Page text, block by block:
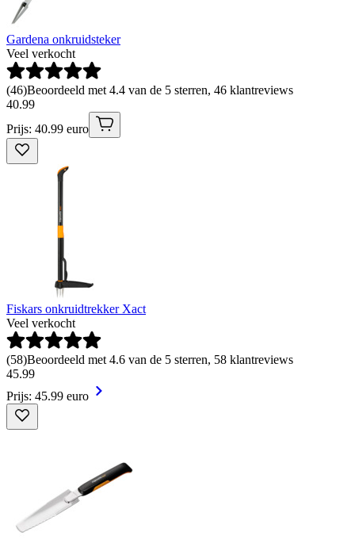
Gardena onkruidsteker
Veel verkocht
(46)Beoordeeld met 4.4 van de 5 sterren, 46 klantreviews
40.99
Prijs: 40.99 euro
Fiskars onkruidtrekker Xact
Veel verkocht
(58)Beoordeeld met 4.6 van de 5 sterren, 58 klantreviews
45.99
Prijs: 45.99 euro